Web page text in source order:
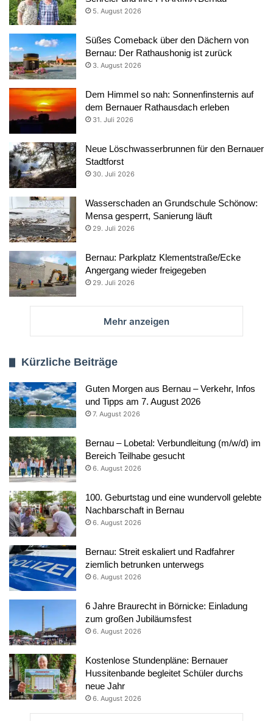
5. August 2026
Süßes Comeback über den Dächern von
Bernau: Der Rathaushonig ist zurück
3. August 2026
Dem Himmel so nah: Sonnenfinsternis auf
dem Bernauer Rathausdach erleben
31. Juli 2026
Neue Löschwasserbrunnen für den Bernauer
Stadtforst
30. Juli 2026
Wasserschaden an Grundschule Schönow:
Mensa gesperrt, Sanierung läuft
29. Juli 2026
Bernau: Parkplatz Klementstraße/Ecke
Angergang wieder freigegeben
29. Juli 2026
Mehr anzeigen
Kürzliche Beiträge
Guten Morgen aus Bernau – Verkehr, Infos
und Tipps am 7. August 2026
7. August 2026
Bernau – Lobetal: Verbundleitung (m/w/d) im
Bereich Teilhabe gesucht
6. August 2026
100. Geburtstag und eine wundervoll gelebte
Nachbarschaft in Bernau
6. August 2026
Bernau: Streit eskaliert und Radfahrer
ziemlich betrunken unterwegs
6. August 2026
6 Jahre Braurecht in Börnicke: Einladung
zum großen Jubiläumsfest
6. August 2026
Kostenlose Stundenpläne: Bernauer
Hussitenbande begleitet Schüler durchs
neue Jahr
6. August 2026